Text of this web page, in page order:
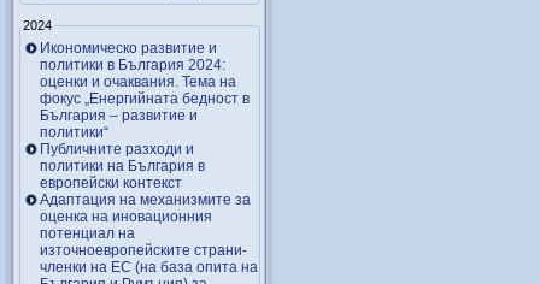
2024
Икономическо развитие и
политики в България 2024:
оценки и очаквания. Тема на
фокус „Енергийната бедност в
България – развитие и
политики“
Публичните разходи и
политики на България в
европейски контекст
Адаптация на механизмите за
оценка на иновационния
потенциал на
източноевропейските страни-
членки на ЕС (на база опита на